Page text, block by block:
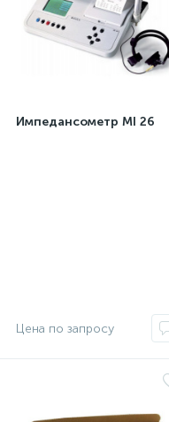
Импедансометр MI 26
Цена по запросу